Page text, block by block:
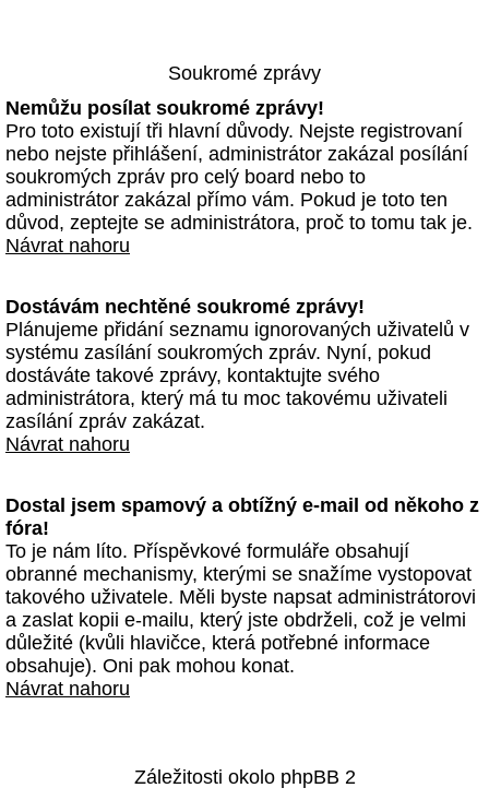
Soukromé zprávy
Nemůžu posílat soukromé zprávy!
Pro toto existují tři hlavní důvody. Nejste registrovaní
nebo nejste přihlášení, administrátor zakázal posílání
soukromých zpráv pro celý board nebo to
administrátor zakázal přímo vám. Pokud je toto ten
důvod, zeptejte se administrátora, proč to tomu tak je.
Návrat nahoru
Dostávám nechtěné soukromé zprávy!
Plánujeme přidání seznamu ignorovaných uživatelů v
systému zasílání soukromých zpráv. Nyní, pokud
dostáváte takové zprávy, kontaktujte svého
administrátora, který má tu moc takovému uživateli
zasílání zpráv zakázat.
Návrat nahoru
Dostal jsem spamový a obtížný e-mail od někoho z
fóra!
To je nám líto. Příspěvkové formuláře obsahují
obranné mechanismy, kterými se snažíme vystopovat
takového uživatele. Měli byste napsat administrátorovi
a zaslat kopii e-mailu, který jste obdrželi, což je velmi
důležité (kvůli hlavičce, která potřebné informace
obsahuje). Oni pak mohou konat.
Návrat nahoru
Záležitosti okolo phpBB 2